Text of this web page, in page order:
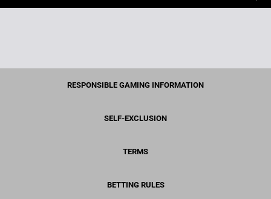
RESPONSIBLE GAMING INFORMATION
SELF-EXCLUSION
TERMS
BETTING RULES